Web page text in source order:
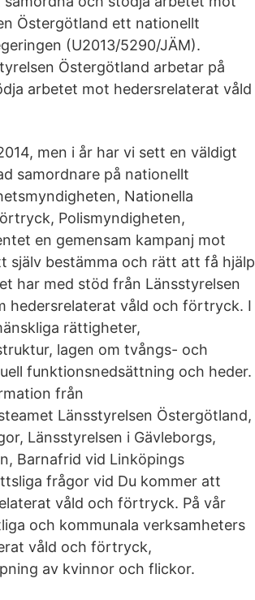
Östergötland ett nationellt
(U2013/5290/JÄM).
Östergötland arbetar på
arbetet mot hedersrelaterat våld
men i år har vi sett en väldigt
samordnare på nationellt
Nationella
Polismyndigheten,
en gemensam kampanj mot
själv bestämma och rätt att få hjälp
har med stöd från Länsstyrelsen
hedersrelaterat våld och förtryck. I
rättigheter,
lagen om tvångs- och
funktionsnedsättning och heder.
från
Länsstyrelsen Östergötland,
Länsstyrelsen i Gävleborgs,
Barnafrid vid Linköpings
frågor vid Du kommer att
våld och förtryck. På vår
och kommunala verksamheters
våld och förtryck,
av kvinnor och flickor.